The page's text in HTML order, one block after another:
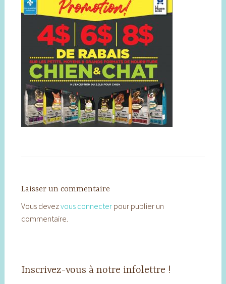
Laisser un commentaire
Vous devezvous connecterpour publier un
commentaire.
Inscrivez-vous à notre infolettre !